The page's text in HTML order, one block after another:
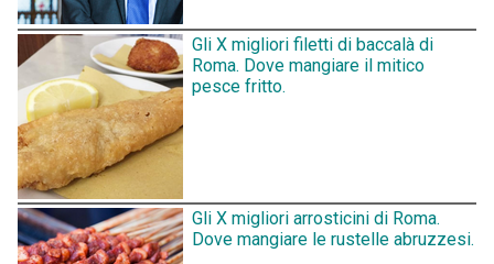
Gli X migliori filetti di baccalà di
Roma. Dove mangiare il mitico
pesce fritto.
Gli X migliori arrosticini di Roma.
Dove mangiare le rustelle abruzzesi.